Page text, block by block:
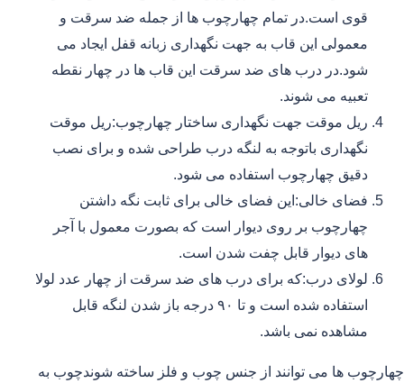
قوی است.در تمام چهارچوب ها از جمله ضد سرقت و
معمولی این قاب به جهت نگهداری زبانه قفل ایجاد می
شود.در درب های ضد سرقت این قاب ها در چهار نقطه
تعبیه می شوند.
ریل موقت جهت نگهداری ساختار چهارچوب:ریل موقت
نگهداری باتوجه به لنگه درب طراحی شده و برای نصب
دقیق چهارچوب استفاده می شود.
فضای خالی:این فضای خالی برای ثابت نگه داشتن
چهارچوب بر روی دیوار است که بصورت معمول با آجر
های دیوار قابل چفت شدن است.
لولای درب:که برای درب های ضد سرقت از چهار عدد لولا
استفاده شده است و تا ۹۰ درجه باز شدن لنگه قابل
مشاهده نمی باشد.
چهارچوب ها می توانند از جنس چوب و فلز ساخته شوندچوب به